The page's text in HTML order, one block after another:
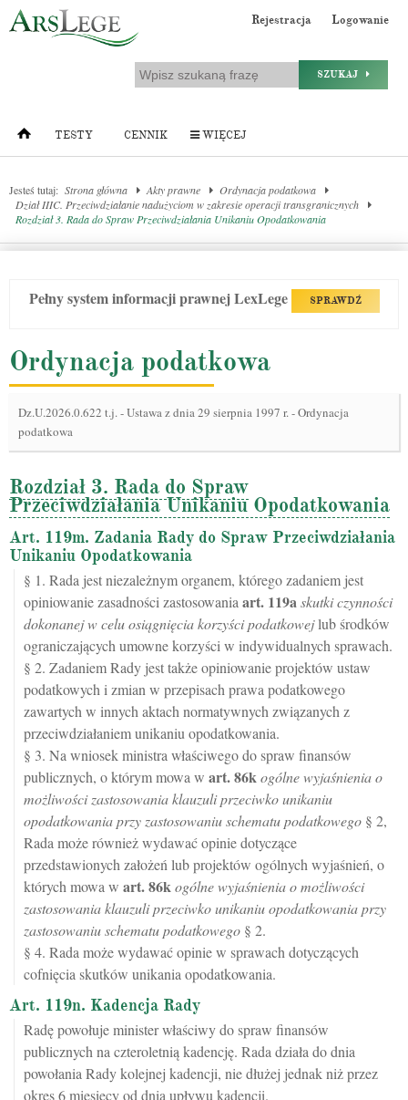
Rejestracja Logowanie
SZUKAJ
TESTY CENNIK WIĘCEJ
Jesteś tutaj: Strona główna Akty prawne
Ordynacja podatkowa
Dział IIIC. Przeciwdziałanie nadużyciom w zakresie operacji transgranicznych
Rozdział 3. Rada do Spraw Przeciwdziałania Unikaniu Opodatkowania
Pełny system informacji prawnej LexLege SPRAWDŹ
Ordynacja podatkowa
Dz.U.2026.0.622 t.j.-Ustawa z dnia 29 sierpnia 1997 r. - Ordynacja
podatkowa
Rozdział 3. Rada do Spraw
Przeciwdziałania Unikaniu Opodatkowania
Art. 119m. Zadania Rady do Spraw Przeciwdziałania
Unikaniu Opodatkowania
§ 1. Rada jest niezależnym organem, którego zadaniem jest
opiniowanie zasadności zastosowania art. 119askutki czynności
dokonanej w celu osiągnięcia korzyści podatkowejlub środków
ograniczających umowne korzyści w indywidualnych sprawach.
§ 2. Zadaniem Rady jest także opiniowanie projektów ustaw
podatkowych i zmian w przepisach prawa podatkowego
zawartych w innych aktach normatywnych związanych z
przeciwdziałaniem unikaniu opodatkowania.
§ 3. Na wniosek ministra właściwego do spraw finansów
publicznych, o którym mowa w art.86kogólne wyjaśnienia o
możliwości zastosowania klauzuli przeciwko unikaniu
opodatkowania przy zastosowaniu schematu podatkowego § 2,
Rada może również wydawać opinie dotyczące
przedstawionych założeń lub projektów ogólnych wyjaśnień, o
których mowa w art.86kogólne wyjaśnienia o możliwości
zastosowania klauzuli przeciwko unikaniu opodatkowania przy
zastosowaniu schematu podatkowego § 2.
§ 4. Rada może wydawać opinie w sprawach dotyczących
cofnięcia skutków unikania opodatkowania.
Art. 119n. Kadencja Rady
Radę powołuje minister właściwy do spraw finansów
publicznych na czteroletnią kadencję. Rada działa do dnia
powołania Rady kolejnej kadencji, nie dłużej jednak niż przez
okres 6 miesięcy od dnia upływu kadencji.